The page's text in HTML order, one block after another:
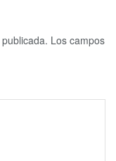
Los campos